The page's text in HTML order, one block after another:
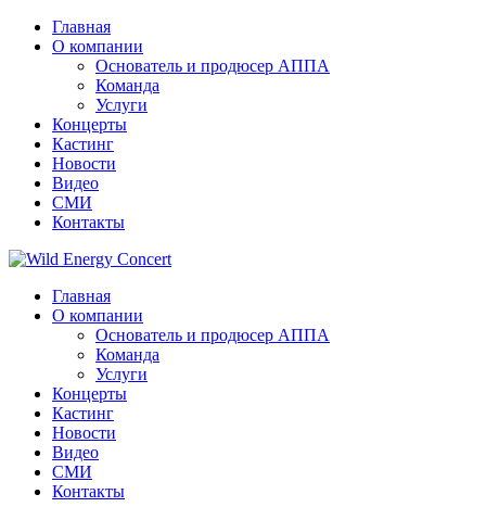
Главная
О компании
Основатель и продюсер АППА
Команда
Услуги
Концерты
Кастинг
Новости
Видео
СМИ
Контакты
Главная
О компании
Основатель и продюсер АППА
Команда
Услуги
Концерты
Кастинг
Новости
Видео
СМИ
Контакты